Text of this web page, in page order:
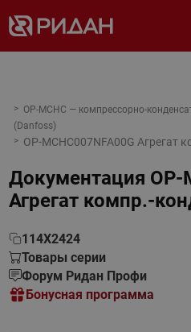
OP-MCHC — компрессорно-
(Danfoss)
OP-MCHC007NFA00G Агрегат
Документация OP-
Агрегат компр.-
114X2424
Товары серии
Форум Ридан Профи
Бонусная программа